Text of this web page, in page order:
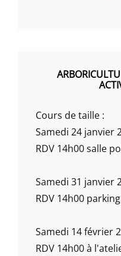
Cours de taille :
Samedi 24 janvier
RDV 14h00 salle
Samedi 31 janvier
RDV 14h00
Samedi 14 février
RDV 14h00 à